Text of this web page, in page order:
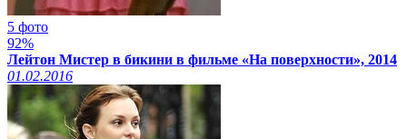
5 фото
92%
Лейтон Мистер в бикини в фильме «На поверхности», 2014
01.02.2016